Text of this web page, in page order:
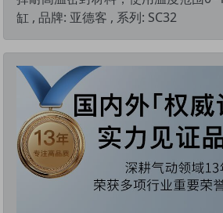
缸 , 品牌: 亚德客 , 系列: SC32